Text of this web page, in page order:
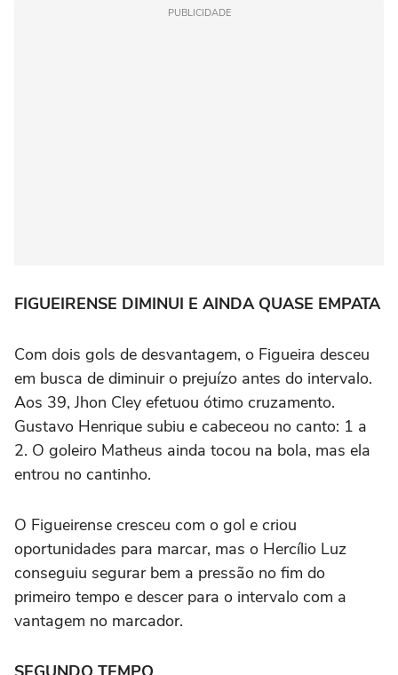
PUBLICIDADE
FIGUEIRENSE DIMINUI E AINDA QUASE EMPATA
Com dois gols de desvantagem, o Figueira desceu
em busca de diminuir o prejuízo antes do intervalo.
Aos 39, Jhon Cley efetuou ótimo cruzamento.
Gustavo Henrique subiu e cabeceou no canto: 1 a
2. O goleiro Matheus ainda tocou na bola, mas ela
entrou no cantinho.
O Figueirense cresceu com o gol e criou
oportunidades para marcar, mas o Hercílio Luz
conseguiu segurar bem a pressão no fim do
primeiro tempo e descer para o intervalo com a
vantagem no marcador.